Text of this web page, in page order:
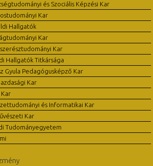
és Szociális Képzési Kar
Kar
Hallgatók
Kar
Kar
Hallgatók Titkársága
Gyula Pedagógusképző Kar
Kar
és Informatikai Kar
Kar
Tudományegyetem